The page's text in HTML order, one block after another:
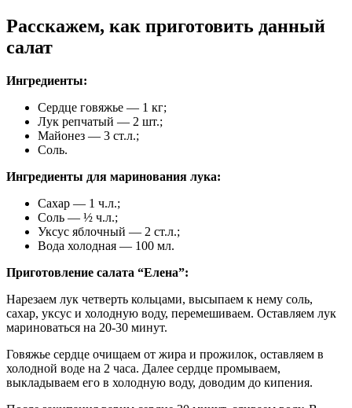
Расскажем, как приготовить данный
салат
Ингредиенты:
Сердце говяжье — 1 кг;
Лук репчатый — 2 шт.;
Майонез — 3 ст.л.;
Соль.
Ингредиенты для маринования лука:
Сахар — 1 ч.л.;
Соль — ½ ч.л.;
Уксус яблочный — 2 ст.л.;
Вода холодная — 100 мл.
Приготовление салата “Елена”:
Нарезаем лук четверть кольцами, высыпаем к нему соль,
сахар, уксус и холодную воду, перемешиваем. Оставляем лук
мариноваться на 20-30 минут.
Говяжье сердце очищаем от жира и прожилок, оставляем в
холодной воде на 2 часа. Далее сердце промываем,
выкладываем его в холодную воду, доводим до кипения.